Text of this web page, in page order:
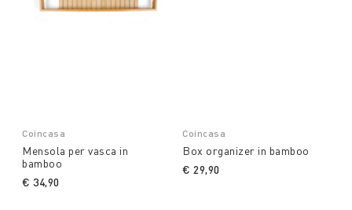
Coincasa
Mensola per vasca in
bamboo
€ 34,90
Coincasa
Box organizer in bamboo
€ 29,90